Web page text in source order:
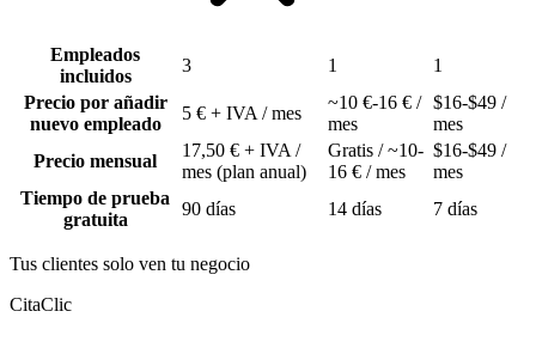
Empleados
incluidos
3 1
1
Precio por añadir
nuevo empleado
5 € + IVA / mes
~10 €-16 € /
mes
$16-$49 /
mes
Precio mensual
17,50 € + IVA /
mes (plan anual)
Gratis / ~10-
16 € / mes
$16-$49 /
mes
Tiempo de prueba
gratuita
90 días 14 días 7 días
Tus clientes solo ven tu negocio
CitaClic